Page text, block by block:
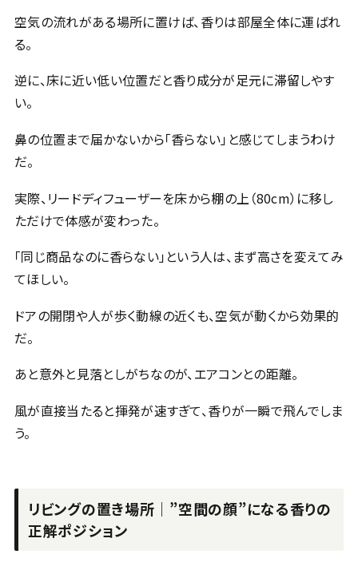
空気の流れがある場所に置けば、香りは部屋全体に運ばれ
る。
逆に、床に近い低い位置だと香り成分が足元に滞留しやす
い。
鼻の位置まで届かないから「香らない」と感じてしまうわけ
だ。
実際、リードディフューザーを床から棚の上（80cm）に移し
ただけで体感が変わった。
「同じ商品なのに香らない」という人は、まず高さを変えてみ
てほしい。
ドアの開閉や人が歩く動線の近くも、空気が動くから効果的
だ。
あと意外と見落としがちなのが、エアコンとの距離。
風が直接当たると揮発が速すぎて、香りが一瞬で飛んでしま
う。
リビングの置き場所｜”空間の顔”になる香りの
正解ポジション